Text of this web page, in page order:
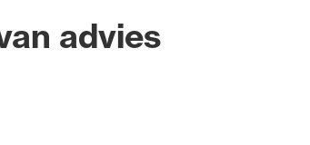
advies